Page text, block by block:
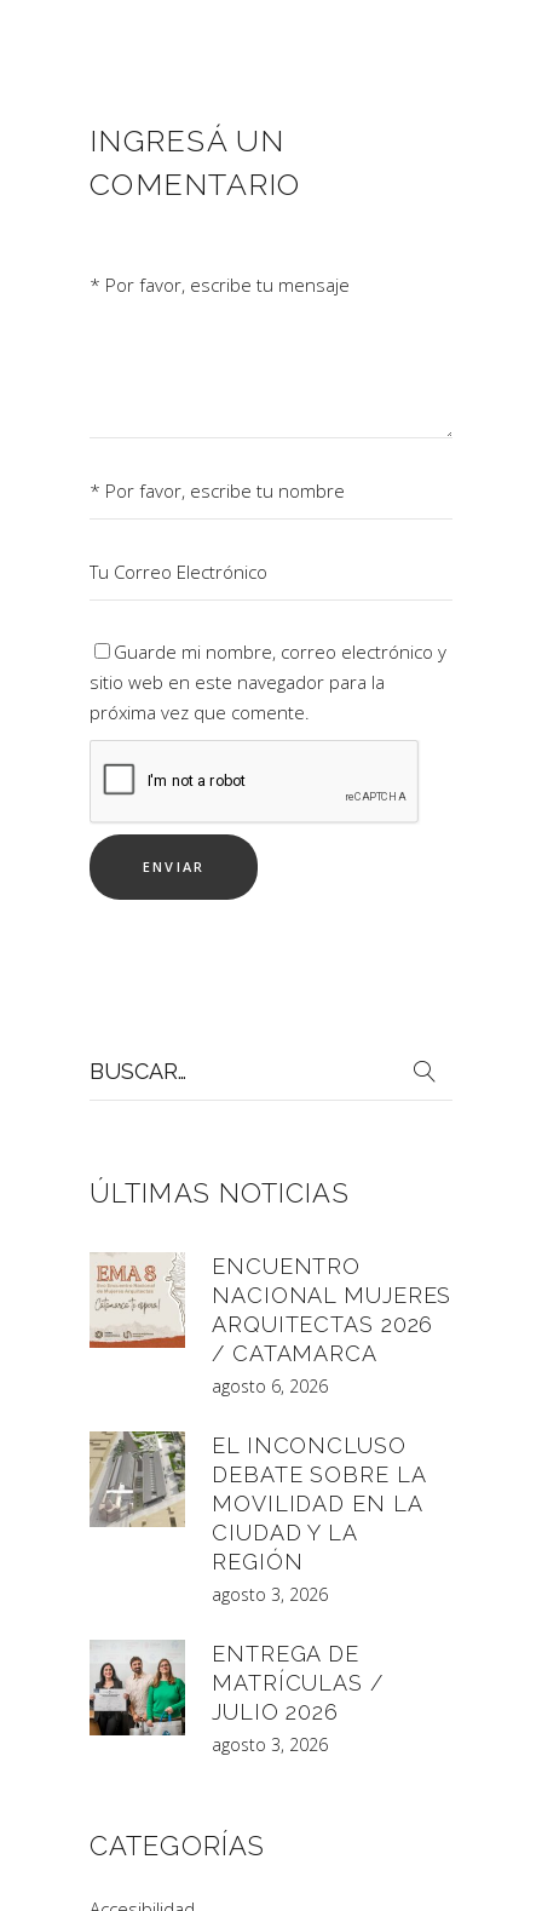
INGRESÁ UN
COMENTARIO
Guarde mi nombre, correo electrónico y
sitio web en este navegador para la
próxima vez que comente.
por:
ÚLTIMAS NOTICIAS
ENCUENTRO
NACIONAL MUJERES
ARQUITECTAS 2026
/ CATAMARCA
agosto 6, 2026
EL INCONCLUSO
DEBATE SOBRE LA
MOVILIDAD EN LA
CIUDAD Y LA
REGIÓN
agosto 3, 2026
ENTREGA DE
MATRÍCULAS /
JULIO 2026
agosto 3, 2026
CATEGORÍAS